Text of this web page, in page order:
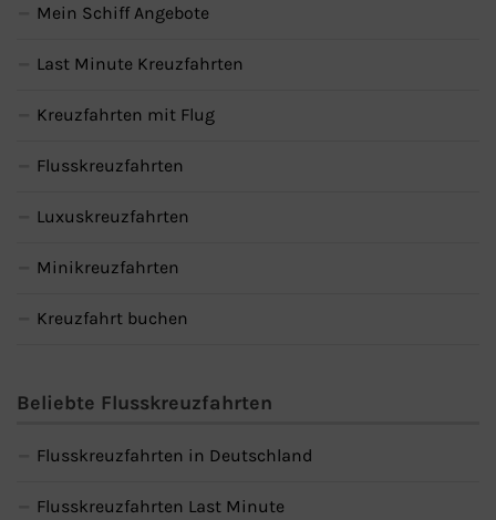
Mein Schiff Angebote
Last Minute Kreuzfahrten
Kreuzfahrten mit Flug
Flusskreuzfahrten
Luxuskreuzfahrten
Minikreuzfahrten
Kreuzfahrt buchen
Beliebte Flusskreuzfahrten
Flusskreuzfahrten in Deutschland
Flusskreuzfahrten Last Minute